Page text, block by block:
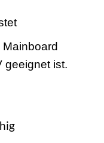
geeignet ist.